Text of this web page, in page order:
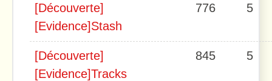
[Découverte]
[Evidence]Stash
776 5
[Découverte]
[Evidence]Tracks
845 5